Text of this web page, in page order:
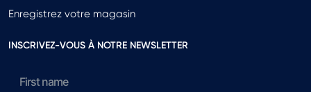
Enregistrez votre magasin
INSCRIVEZ-VOUS À NOTRE NEWSLETTER